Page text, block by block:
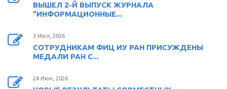
ВЫШЕЛ 2-Й ВЫПУСК ЖУРНАЛА
"ИНФОРМАЦИОННЫЕ...
3 Июл, 2026
СОТРУДНИКАМ ФИЦ ИУ РАН ПРИСУЖДЕНЫ
МЕДАЛИ РАН С...
24 Июн, 2026